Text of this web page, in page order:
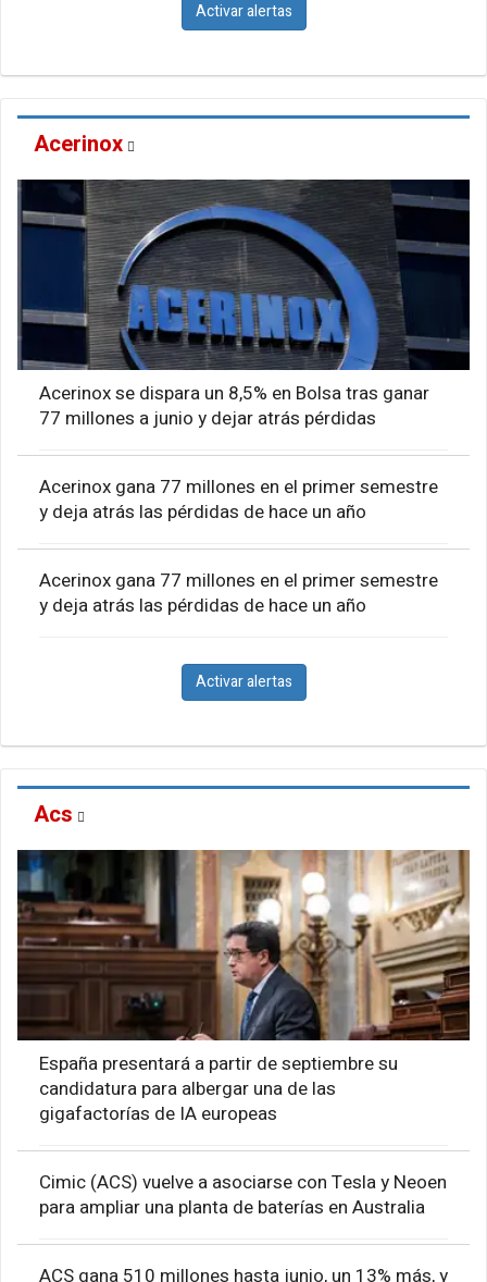
Activar alertas
Acerinox
Acerinox se dispara un 8,5% en Bolsa tras ganar
77 millones a junio y dejar atrás pérdidas
Acerinox gana 77 millones en el primer semestre
y deja atrás las pérdidas de hace un año
Acerinox gana 77 millones en el primer semestre
y deja atrás las pérdidas de hace un año
Activar alertas
Acs
España presentará a partir de septiembre su
candidatura para albergar una de las
gigafactorías de IA europeas
Cimic (ACS) vuelve a asociarse con Tesla y Neoen
para ampliar una planta de baterías en Australia
ACS gana 510 millones hasta junio, un 13% más, y